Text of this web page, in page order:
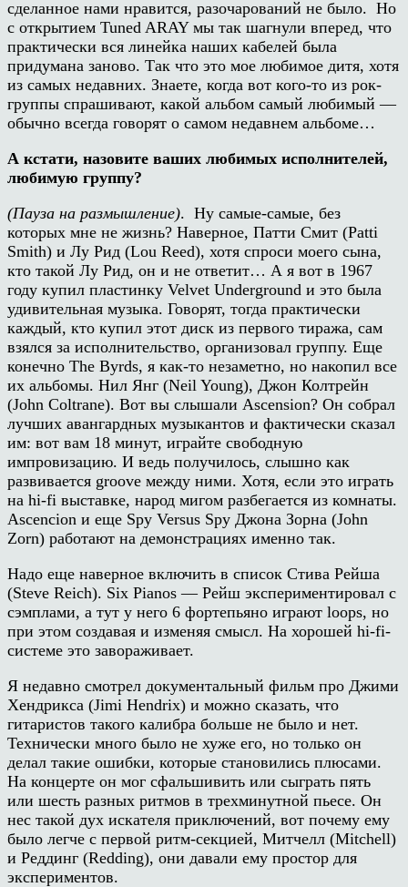
сделанное нами нравится, разочарований не было. Но
с открытием Tuned ARAY мы так шагнули вперед, что
практически вся линейка наших кабелей была
придумана заново. Так что это мое любимое дитя, хотя
из самых недавних. Знаете, когда вот кого-то из рок-
группы спрашивают, какой альбом самый любимый —
обычно всегда говорят о самом недавнем альбоме…
А кстати, назовите ваших любимых исполнителей,
любимую группу?
(Пауза на размышление). Ну самые-самые, без
которых мне не жизнь? Наверное, Патти Смит (Patti
Smith) и Лу Рид (Lou Reed), хотя спроси моего сына,
кто такой Лу Рид, он и не ответит… А я вот в 1967
году купил пластинку Velvet Underground и это была
удивительная музыка. Говорят, тогда практически
каждый, кто купил этот диск из первого тиража, сам
взялся за исполнительство, организовал группу. Еще
конечно The Byrds, я как-то незаметно, но накопил все
их альбомы. Нил Янг (Neil Young), Джон Колтрейн
(John Coltrane). Вот вы слышали Ascension? Он собрал
лучших авангардных музыкантов и фактически сказал
им: вот вам 18 минут, играйте свободную
импровизацию. И ведь получилось, слышно как
развивается groove между ними. Хотя, если это играть
на hi-fi выставке, народ мигом разбегается из комнаты.
Ascencion и еще Spy Versus Spy Джона Зорна (John
Zorn) работают на демонстрациях именно так.
Надо еще наверное включить в список Стива Рейша
(Steve Reich). Six Pianos — Рейш экспериментировал с
сэмплами, а тут у него 6 фортепьяно играют loops, но
при этом создавая и изменяя смысл. На хорошей hi-fi-
системе это завораживает.
Я недавно смотрел документальный фильм про Джими
Хендрикса (Jimi Hendrix) и можно сказать, что
гитаристов такого калибра больше не было и нет.
Технически много было не хуже его, но только он
делал такие ошибки, которые становились плюсами.
На концерте он мог сфальшивить или сыграть пять
или шесть разных ритмов в трехминутной пьесе. Он
нес такой дух искателя приключений, вот почему ему
было легче с первой ритм-секцией, Митчелл (Mitchell)
и Реддинг (Redding), они давали ему простор для
экспериментов.